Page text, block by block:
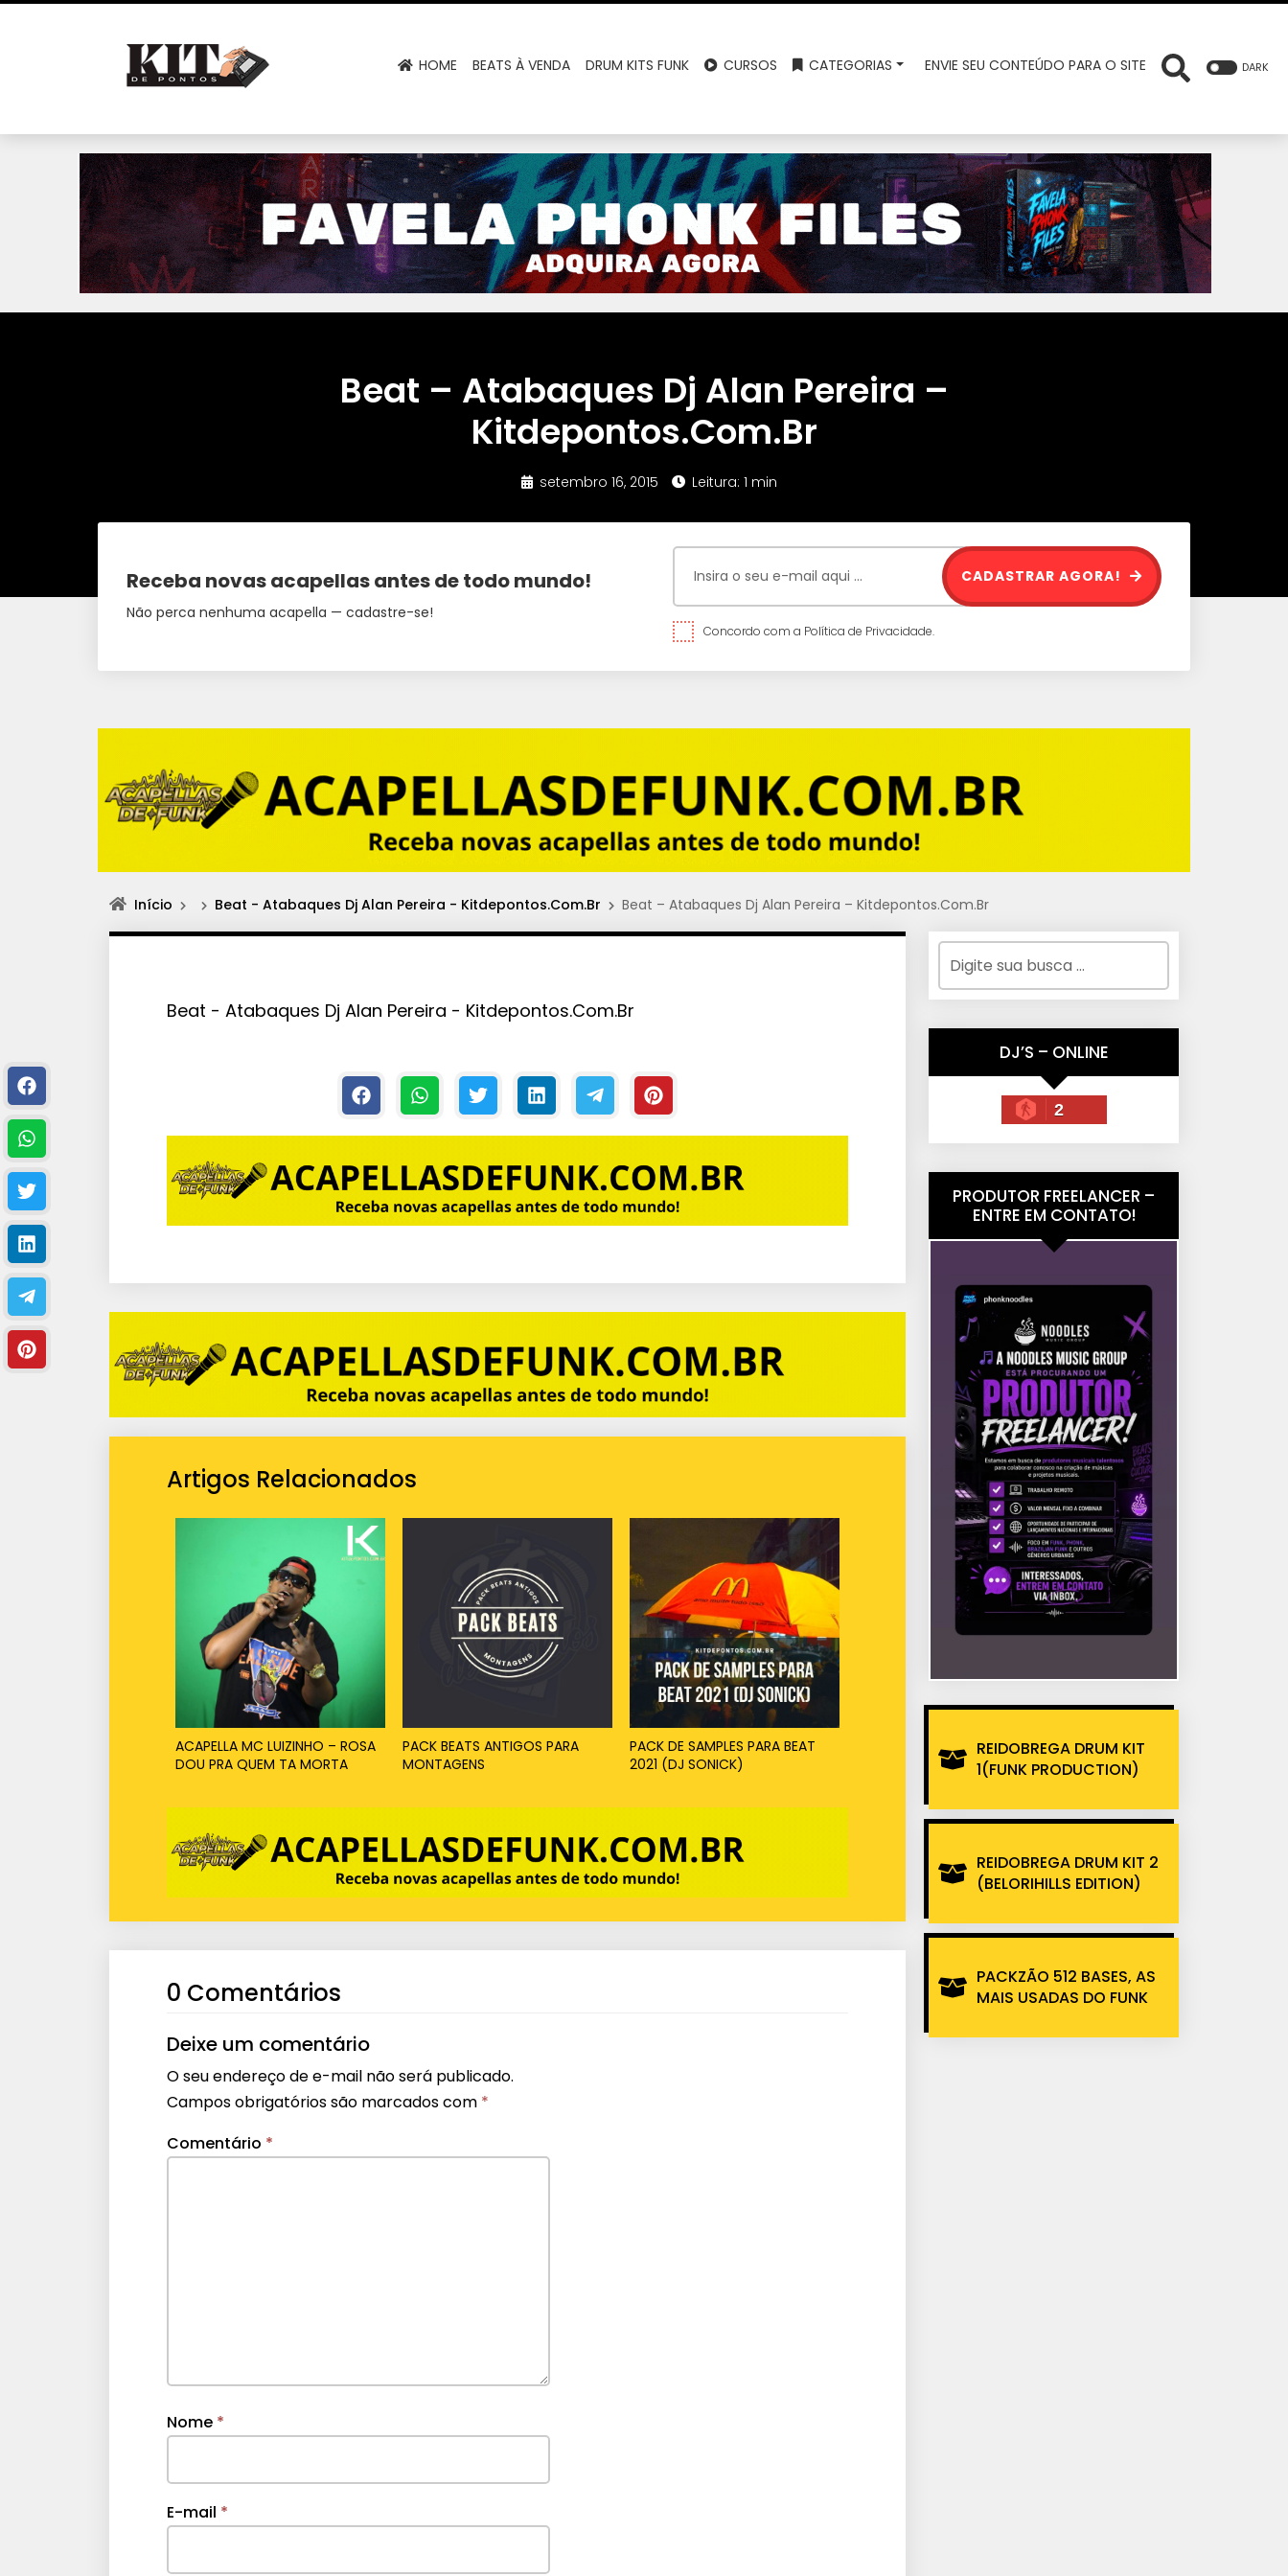
HOME BEATS À VENDA DRUM KITS FUNK CURSOS CATEGORIAS ENVIE SEU CONTEÚDO PARA O SITE DARK
Beat – Atabaques Dj Alan Pereira –
Kitdepontos.Com.Br
setembro 16, 2015 Leitura: 1 min
Receba novas acapellas antes de todo mundo!
Não perca nenhuma acapella — cadastre-se!
Concordo com a Política de Privacidade.
CADASTRAR AGORA!
Início Beat - Atabaques Dj Alan Pereira - Kitdepontos.Com.Br Beat – Atabaques Dj Alan Pereira – Kitdepontos.Com.Br
Beat - Atabaques Dj Alan Pereira - Kitdepontos.Com.Br
Artigos Relacionados
ACAPELLA MC LUIZINHO – ROSA
DOU PRA QUEM TA MORTA
PACK BEATS ANTIGOS PARA
MONTAGENS
PACK DE SAMPLES PARA BEAT
2021 (DJ SONICK)
0 Comentários
Deixe um comentário
O seu endereço de e-mail não será publicado.
Campos obrigatórios são marcados com *
Comentário *
Nome *
E-mail *
DJ’S – ONLINE
2
PRODUTOR FREELANCER –
ENTRE EM CONTATO!
REIDOBREGA DRUM KIT
1(FUNK PRODUCTION)
REIDOBREGA DRUM KIT 2
(BELORIHILLS EDITION)
PACKZÃO 512 BASES, AS
MAIS USADAS DO FUNK